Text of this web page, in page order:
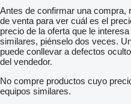
Antes de confirmar una compra,
de venta para ver cuál es el
precio de la oferta que le
similares, piénselo dos veces.
puede conllevar a defectos
del vendedor.
No compre productos cuyo
equipos similares.